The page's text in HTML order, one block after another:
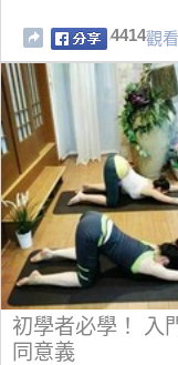
4414觀看
初學者必學！ 入
同意義